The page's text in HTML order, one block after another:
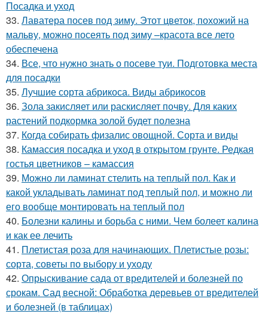
Посадка и уход
33. Лаватера посев под зиму. Этот цветок, похожий на
мальву, можно посеять под зиму –красота все лето
обеспечена
34. Все, что нужно знать о посеве туи. Подготовка места
для посадки
35. Лучшие сорта абрикоса. Виды абрикосов
36. Зола закисляет или раскисляет почву. Для каких
растений подкормка золой будет полезна
37. Когда собирать физалис овощной. Сорта и виды
38. Камассия посадка и уход в открытом грунте. Редкая
гостья цветников – камассия
39. Можно ли ламинат стелить на теплый пол. Как и
какой укладывать ламинат под теплый пол, и можно ли
его вообще монтировать на теплый пол
40. Болезни калины и борьба с ними. Чем болеет калина
и как ее лечить
41. Плетистая роза для начинающих. Плетистые розы:
сорта, советы по выбору и уходу
42. Опрыскивание сада от вредителей и болезней по
срокам. Сад весной: Обработка деревьев от вредителей
и болезней (в таблицах)